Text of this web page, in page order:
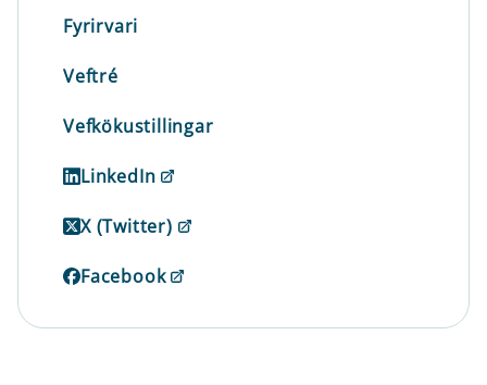
Fyrirvari
Veftré
Vefkökustillingar
LinkedIn
X (Twitter)
Facebook